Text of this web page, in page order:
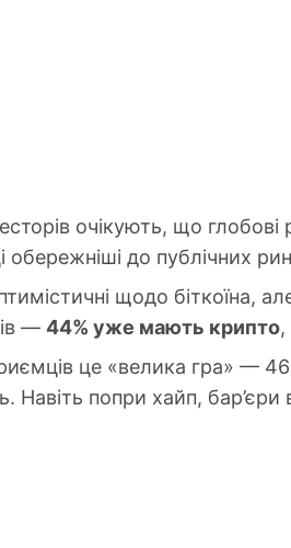
очікують, що
обережніші до публічних
щодо біткоїна,
— 44% уже мають крипто
це «велика гра» —
Навіть попри хайп,